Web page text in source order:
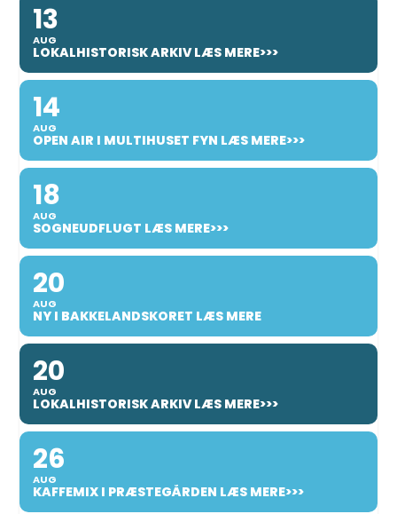
13
AUG
LOKALHISTORISK ARKIV LÆS MERE>>>
14
AUG
OPEN AIR I MULTIHUSET FYN LÆS MERE>>>
18
AUG
SOGNEUDFLUGT LÆS MERE>>>
20
AUG
NY I BAKKELANDSKORET LÆS MERE
20
AUG
LOKALHISTORISK ARKIV LÆS MERE>>>
26
AUG
KAFFEMIX I PRÆSTEGÅRDEN LÆS MERE>>>